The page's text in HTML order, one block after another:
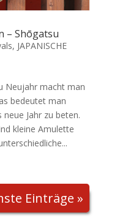
– Shōgatsu
, JAPANISCHE
Neujahr macht man
bedeutet man
Jahr zu beten.
kleine Amulette
Einträge »